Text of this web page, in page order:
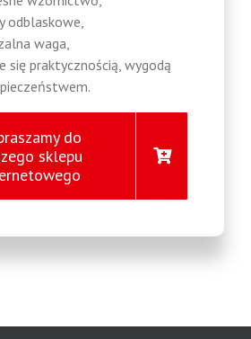
odblaskowe,
waga,
się praktycznością, wygodą
do
sklepu